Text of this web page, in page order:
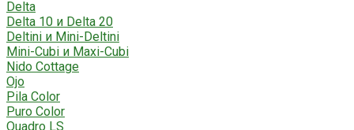
Delta
Delta 10 и Delta 20
Deltini и Mini-Deltini
Mini-Cubi и Maxi-Cubi
Nido Cottage
Ojo
Pila Color
Puro Color
Quadro LS